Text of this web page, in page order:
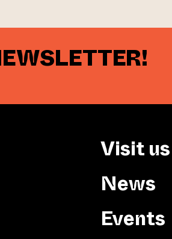
Visit us
News
Events